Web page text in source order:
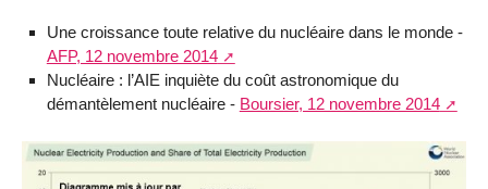
Une croissance toute relative du nucléaire dans le monde -
AFP, 12 novembre 2014
Nucléaire : l’AIE inquiète du coût astronomique du
démantèlement nucléaire - Boursier, 12 novembre 2014